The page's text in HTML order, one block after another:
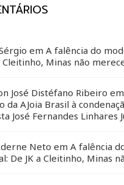
em A falência do
Cleitinho, Minas não
José Distéfano Ribeiro em
da AJoia Brasil à
José Fernandes Linhares
Neto em A falência
De JK a Cleitinho, Minas